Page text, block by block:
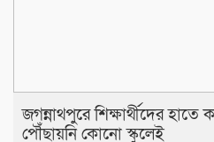
জগন্নাথপুরে শিক্ষার্থীদের
পৌঁছায়নি কোনো স্কুলেই